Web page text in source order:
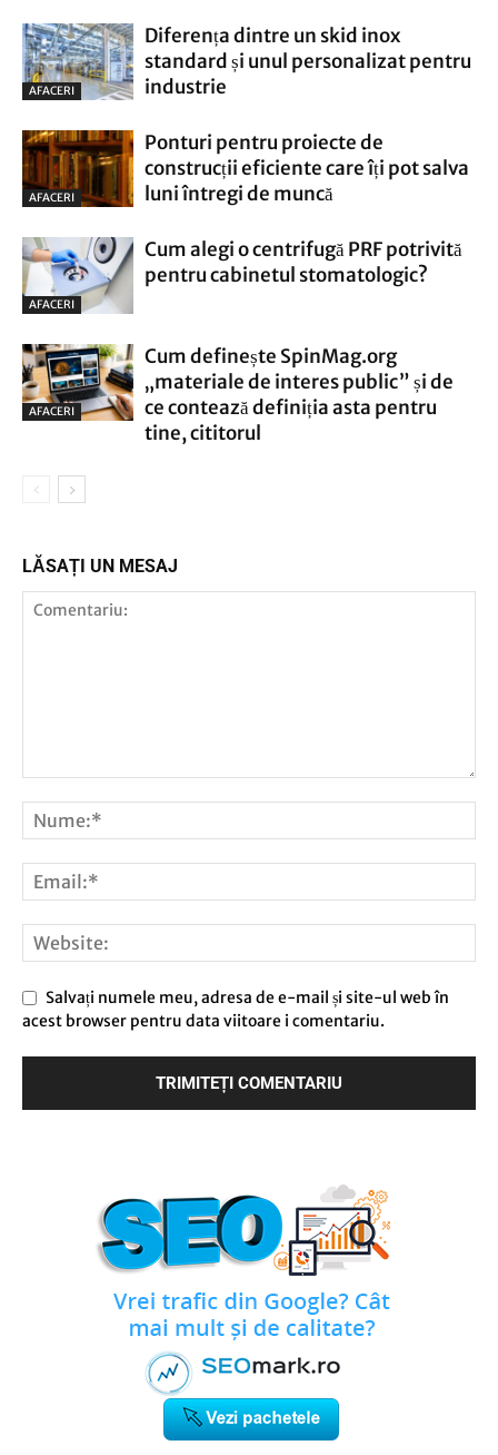
AFACERI
Diferența dintre un skid inox
standard și unul personalizat pentru
industrie
AFACERI
Ponturi pentru proiecte de
construcții eficiente care îți pot salva
luni întregi de muncă
AFACERI
Cum alegi o centrifugă PRF potrivită
pentru cabinetul stomatologic?
AFACERI
Cum definește SpinMag.org
„materiale de interes public” și de
ce contează definiția asta pentru
tine, cititorul
LĂSAȚI UN MESAJ
Salvați numele meu, adresa de e-mail și site-ul web în
acest browser pentru data viitoare i comentariu.